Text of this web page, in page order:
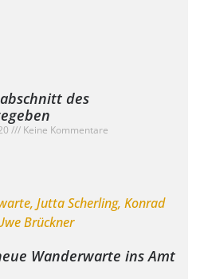
des
Keine Kommentare
Wanderwarte ins Amt